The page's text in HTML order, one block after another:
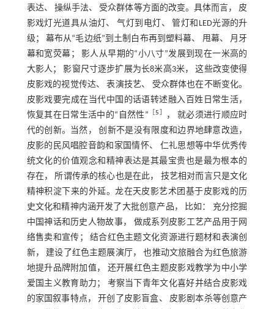
表达、 操纵手法、 受众群体等方面的改变。具体而言， 皮
影戏灯光道具从油灯、 气灯到电灯、 管灯和LED光源的升
级； 幕布从“毛边纸”到土制白布再到塑料幕、 甩幕、 月牙
幕和宽荧幕； 影人从早期的“小八寸”发展到现在一米高的
大影人； 影窗尺寸逐步扩展为长8米高3米， 这些改变使得
皮影戏的视觉传达、 表演技艺、 受众群体也在不断变化。
皮影戏要完成在当代中国的话语转述融入百姓日常生活，
恢复其在日常生活中的“自然性” ［5
， 就必须进行顺应时
代的创新。当然， 创新不是没有限度和边界地肆意改造，
皮影的民风唱腔音韵和家国情怀、 仁礼思想等中华优秀传
统文化的价值观念和精神表达是其最宝贵也是最为根本的
存在， 所谓传承的核心也是在此， 技艺相对而言只是文化
精神积淀下来的外延。龙在天皮影艺术团基于皮影戏的历
史文化和精神内涵开发了大批创意产品， 比如： 充分挖掘
中国神话和历史人物故事， 做成系列皮影工艺产品用于网
络售卖和宣传； 结合红色主题文化资源进行题材和表演创
新， 建设了红色主题展演厅， 也推动文旅融合为红色旅游
地提升品牌附加值， 还开展红色主题皮影戏教学为中小学
爱国主义教育助力； 考察当下青年文化喜好并结合皮影戏
的家国叙事特点， 开创了皮影盲盒、 皮影剧本杀等创意产